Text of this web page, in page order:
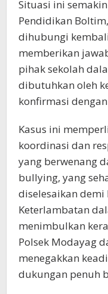
Situasi ini
Pendidikan
dihubungi
memberikan
pihak sekolah
dibutuhkan oleh
konfirmasi
Kasus ini
koordinasi dan
yang berwenang
bullying, yang
diselesaikan
Keterlambatan
menimbulkan
Polsek Modayag
menegakkan
dukungan penuh